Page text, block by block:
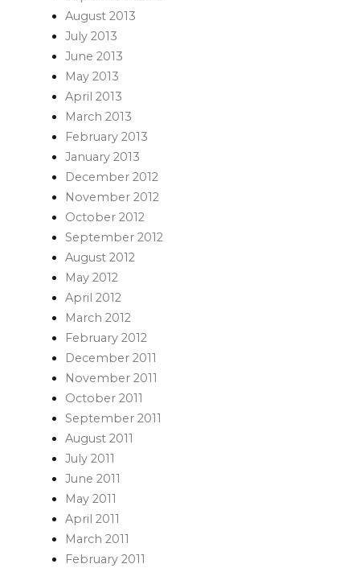
August 2013
July 2013
June 2013
May 2013
April 2013
March 2013
February 2013
January 2013
December 2012
November 2012
October 2012
September 2012
August 2012
May 2012
April 2012
March 2012
February 2012
December 2011
November 2011
October 2011
September 2011
August 2011
July 2011
June 2011
May 2011
April 2011
March 2011
February 2011